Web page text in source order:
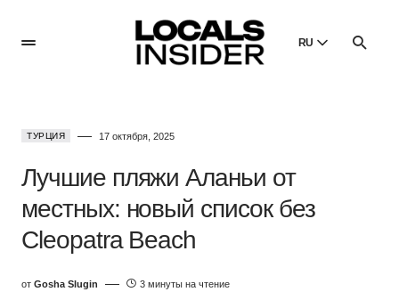
RU
Dansk
Poland
Русский
ТУРЦИЯ 17 октября, 2025
Лучшие пляжи Аланьи от
местных: новый список без
Cleopatra Beach
от Gosha Slugin 3 минуты на чтение